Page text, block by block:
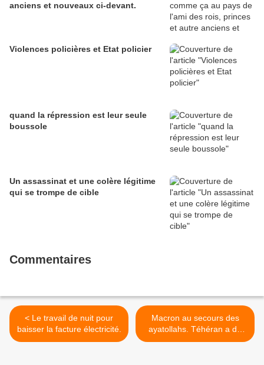
anciens et nouveaux ci-devant.
Violences policières et Etat policier
quand la répression est leur seule
boussole
Un assassinat et une colère légitime
qui se trompe de cible
Commentaires
< Le travail de nuit pour
baisser la facture électricité.
Macron au secours des
ayatollahs. Téhéran a du
pétrole, Paris fournit le gaz